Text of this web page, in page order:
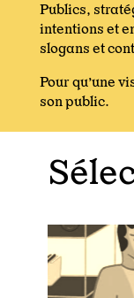
Publics,
intentions et
slogans et
Pour qu’une
son public.